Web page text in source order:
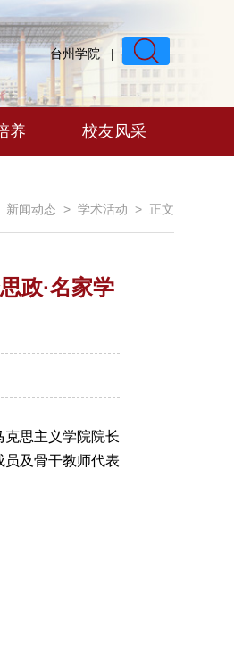
台州学院 |
养 校友风采
新闻动态> 学术活动 > 正文
政·名家学
克思主义学院院长
及骨干教师代表